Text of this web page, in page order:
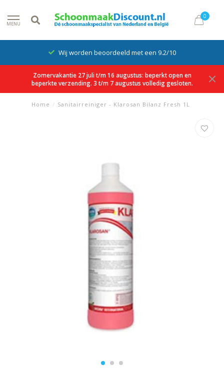
MENU
0
Wij worden beoordeeld met een 9.2/10
Zomervakantie 27 juli t/m 16 augustus: beperkt open en
beperkte verzending. 3 t/m 7 augustus volledig gesloten.
Home / Sanitairreiniger - Klarosan Bilanz Fresh 1L